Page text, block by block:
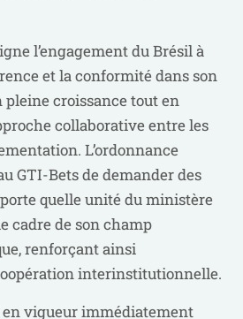
l’engagement du Brésil à
et la conformité dans son
pleine croissance tout en
collaborative entre les
L’ordonnance
GTI-Bets de demander des
quelle unité du ministère
cadre de son champ
renforçant ainsi
interinstitutionnelle.
en vigueur immédiatement